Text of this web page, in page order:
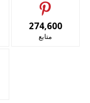
274,600
متابع